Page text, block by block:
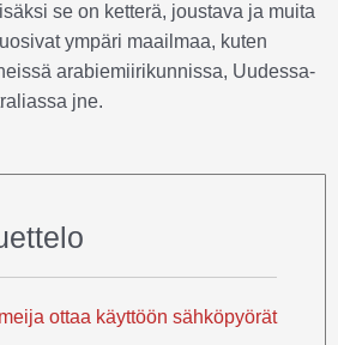
se on ketterä, joustava ja muita
ympäri maailmaa, kuten
arabiemiirikunnissa, Uudessa-
jne.
ottaa käyttöön sähköpyörät